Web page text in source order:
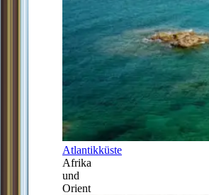
Atlantikküste
Afrika
und
Orient